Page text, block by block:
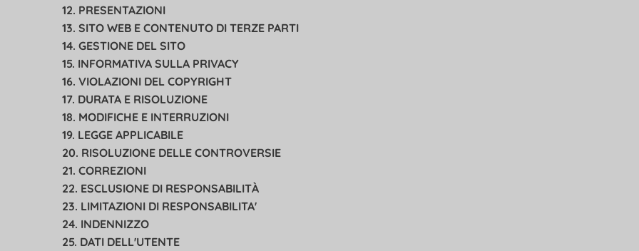
12. PRESENTAZIONI
13. SITO WEB E CONTENUTO DI TERZE PARTI
14. GESTIONE DEL SITO
15. INFORMATIVA SULLA PRIVACY
16. VIOLAZIONI DEL COPYRIGHT
17. DURATA E RISOLUZIONE
18. MODIFICHE E INTERRUZIONI
19. LEGGE APPLICABILE
20. RISOLUZIONE DELLE CONTROVERSIE
21. CORREZIONI
22. ESCLUSIONE DI RESPONSABILITÀ
23. LIMITAZIONI DI RESPONSABILITA'
24. INDENNIZZO
25. DATI DELL'UTENTE